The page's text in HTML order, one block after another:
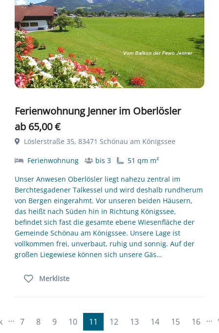
Ferienwohnung Jenner im Oberlösler
ab 65,00 €
Löslerstraße 35, 83471 Schönau am Königssee
Ferienwohnung bis 3
51 qm m²
Unser Anwesen Oberlösler liegt nahezu zentral im
Berchtesgadener Talkessel und wird deshalb rundherum
von Bergen eingerahmt. Vor unseren beiden Häusern,
das heißt nach Süden hin in Richtung Königssee,
befindet sich fast die gesamte ebene Wiesenfläche der
Gemeinde Schönau am Königssee. Unsere Lage ist
vollkommen frei, unverbaut, ruhig und sonnig. Auf der
großen Liegewiese können sich unsere Gäs…
Merkliste
… 7 8 9 10 11 12 13 14 15 16 …